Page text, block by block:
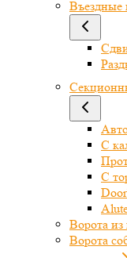
Въездные
С
С
Ворота из
Ворота